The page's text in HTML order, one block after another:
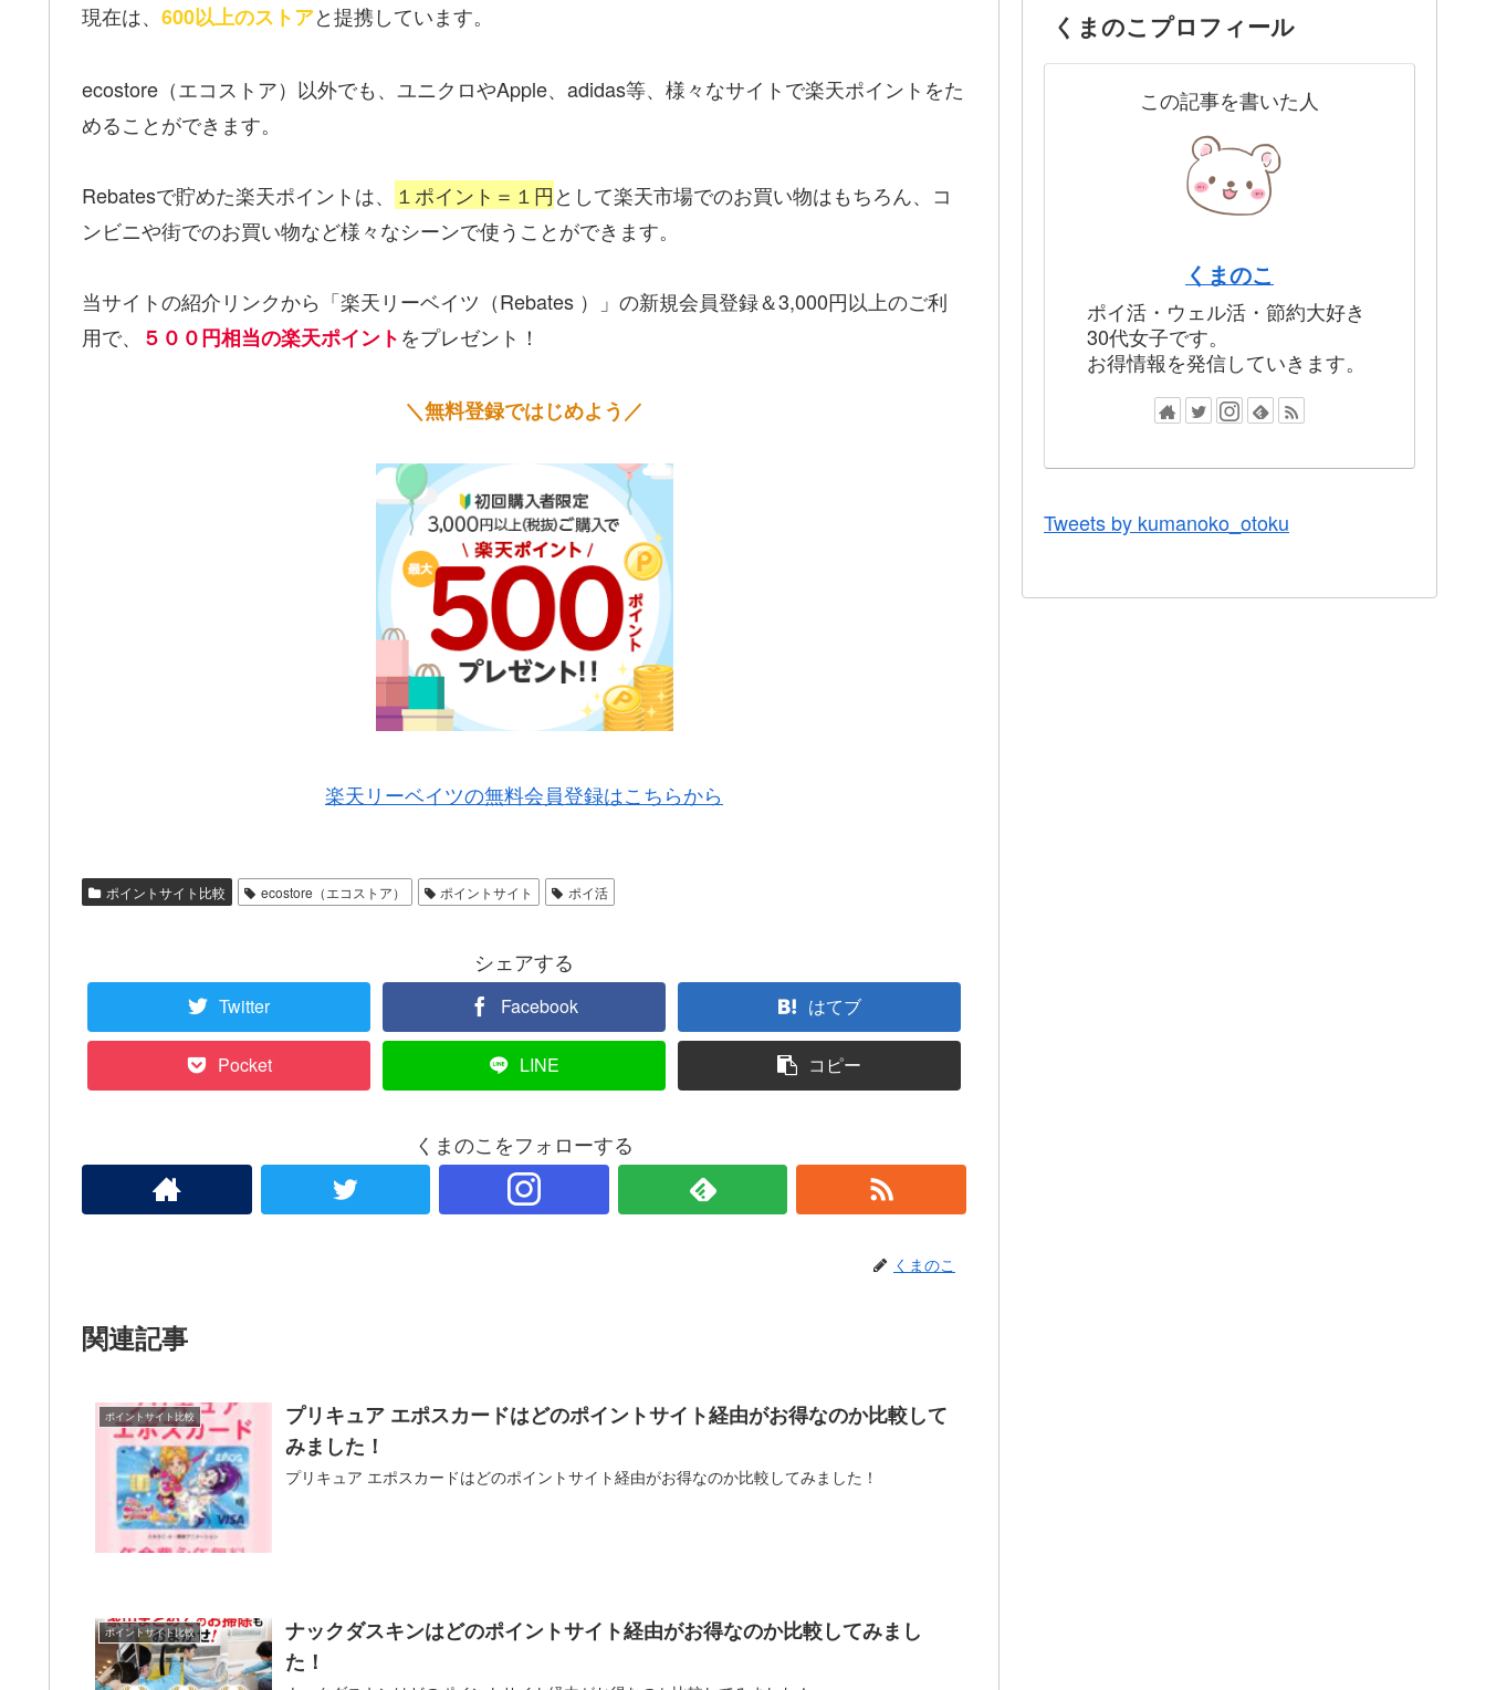
現在は、 600以上のストアと提携しています。
ecostore（エコストア）以外でも、ユニクロやApple、adidas等、様々なサイトで楽天ポイントをた
めることができます。
Rebatesで貯めた楽天ポイントは、 １ポイント＝１円として楽天市場でのお買い物はもちろん、コ
ンビニや街でのお買い物など様々なシーンで使うことができます。
当サイトの紹介リンクから「楽天リーベイツ（Rebates ）」の新規会員登録＆3,000円以上のご利
用で、
５００円相当の楽天ポイントをプレゼント！
＼無料登録ではじめよう／
楽天リーベイツの無料会員登録はこちらから
ポイントサイト比較 ecostore（エコストア） ポイントサイト ポイ活
シェアする
Twitter Facebook はてブ
Pocket LINE コピー
くまのこをフォローする
くまのこ
関連記事
ポイントサイト比較
プリキュア エポスカードはどのポイントサイト経由がお得なのか比較して
みました！
プリキュア エポスカードはどのポイントサイト経由がお得なのか比較してみました！
ポイントサイト比較
ナックダスキンはどのポイントサイト経由がお得なのか比較してみまし
た！
くまのこプロフィール
この記事を書いた人
くまのこ
ポイ活・ウェル活・節約大好き
30代女子です。
お得情報を発信していきます。
Tweets by kumanoko_otoku